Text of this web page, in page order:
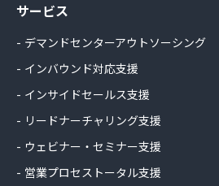
サービス
デマンドセンターアウトソーシング
インバウンド対応支援
インサイドセールス支援
リードナーチャリング支援
ウェビナー・セミナー支援
営業プロセストータル支援